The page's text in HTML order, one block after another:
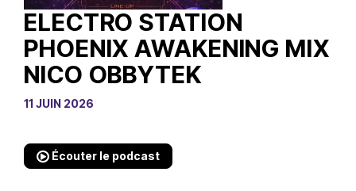
ELECTRO STATION
PHOENIX AWAKENING MIX
NICO OBBYTEK
11 JUIN 2026
Écouter le podcast